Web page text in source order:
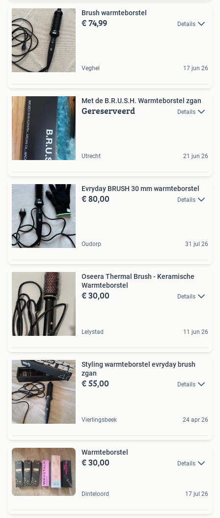
Brush warmteborstel
€ 74,99 Details
Veghel 17 jun 26
Met de B.R.U.S.H. Warmteborstel zgan
Gereserveerd Details
Utrecht 21 jun 26
Evryday BRUSH 30 mm warmteborstel
€ 80,00 Details
Oudorp 31 jul 26
Oseera Thermal Brush - Keramische
Warmteborstel
€ 30,00 Details
Lelystad 11 jun 26
Styling warmteborstel evryday brush
zgan
€ 55,00 Details
Vierlingsbeek 24 apr 26
Warmteborstel
€ 30,00 Details
Dinteloord 17 jul 26